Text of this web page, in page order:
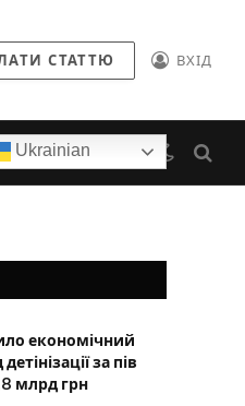
СТАТТЮ ВХІД
Ukrainian
економічний
за пів
млрд грн